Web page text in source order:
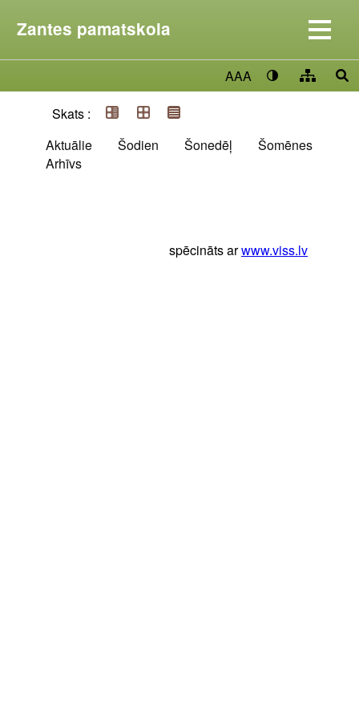
Zantes pamatskola
AAA
Skats :
Aktuālie
Šodien Šonedēļ
Šomēnes
Arhīvs
spēcināts arwww.viss.lv